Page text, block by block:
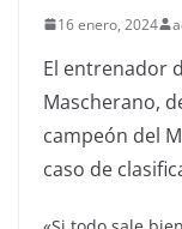
16 enero, 2024
El entrenador
Mascherano,
campeón del
caso de